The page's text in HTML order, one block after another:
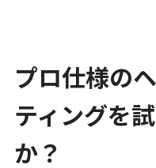
プロ仕様の
ティングを
か？